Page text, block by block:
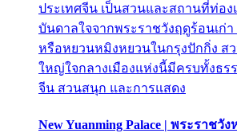
ประเทศจีน เป็นสวนและสถานที่ท่อง
บันดาลใจจากพระราชวังฤดูร้อนเก่า
หรือหยวนหมิงหยวนในกรุงปักกิ่ง ส
ใหญ่ใจกลางเมืองแห่งนี้มีครบทั้งธร
จีน สวนสนุก และการแสดง
New Yuanming Palace | พระราช